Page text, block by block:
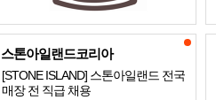
스톤아일랜드코리아
[STONE ISLAND] 스톤아일랜드 전국
매장 전 직급 채용